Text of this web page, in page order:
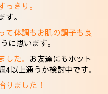
きり。
。
て体調もお肌の調子も良
に思います。
た。 お友達にもホット
以上通うか検討中です。
りました！